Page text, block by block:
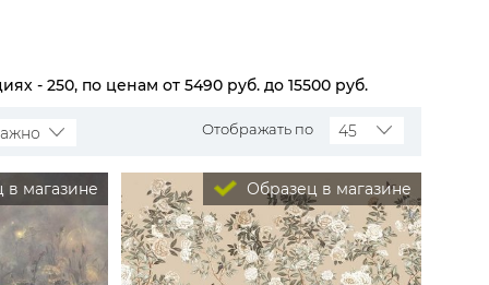
Khroma
Andrea Rossi
Bernardo Bartalucci
Zambaiti
KT-Exclusive Baoqili
AS Creation
Hygge Roll
Распродажа остатков
Grandeco
- 250, по ценам от 5490 руб. до 15500 руб.
Отображать по 45
в магазине Образец в магазине